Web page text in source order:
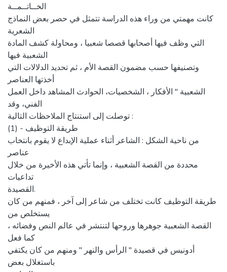
الخــاتــمــة
كانت مهمتي من وراء هذه الدراسة تتمثل في حصر بعض النماذج
الشعرية
التي وظف فيها أصحابها قصصا شعبيا ، ومحاولة كشف المادة
الشعبية فيها
وتصنيفها حسب مضمون القصة الأم ، ثم تحديد الدلالات التي
أخذتها العناصر
الشعبية " الأفكار ، الشخصيات، الحوادث المشاهد داخل العمل
الفني، وقد
توصلت إلى استنتاج الملاحظات التالية :
(1) - طريقة التوظيف
من ناحية الشكل : الشاعر أثناء عملية الإبداع لا يقوم بانتخاب
عناصر
محددة من القصة الشعبية ، وإنما تأتي هذه الأخيرة من خلال
تداعيات
القصيدة.
طريقة التوظيف كانت تختلف من شاعر إلى آخر ، فمنهم من كان
يستخلص من
القصة الشعبية جوهرها وروحها لتنتشر في عالم النص وفضائه ،
كما فعل
أدونيس في قصيدة " الرأس والنهر " ومنهم من كان يكتفي
باستغلال بعض